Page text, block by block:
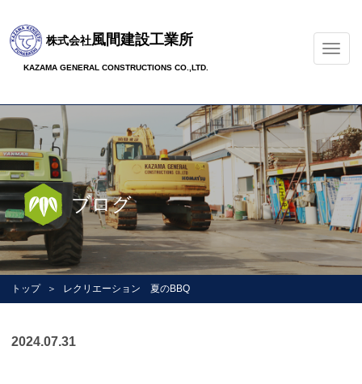
ナ
ビ
ー
シ
ョ
ン
の
切
替
株式会社風間建設工業所
KAZAMA GENERAL CONSTRUCTIONS CO.,LTD.
ブログ
トップ レクリエーション 夏のBBQ
2024.07.31